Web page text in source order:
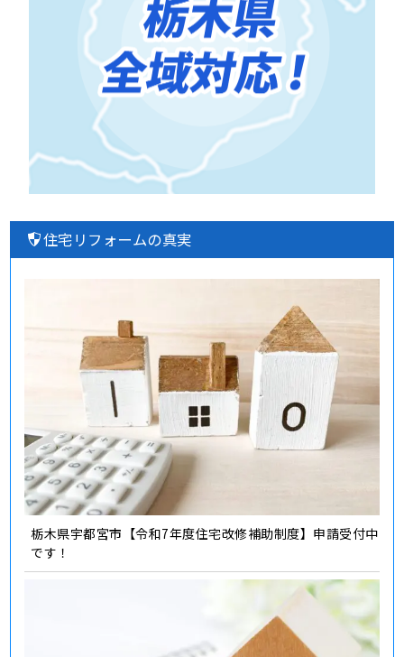
住宅リフォームの真実
栃木県宇都宮市【令和7年度住宅改修補助制度】申請受付中
です！